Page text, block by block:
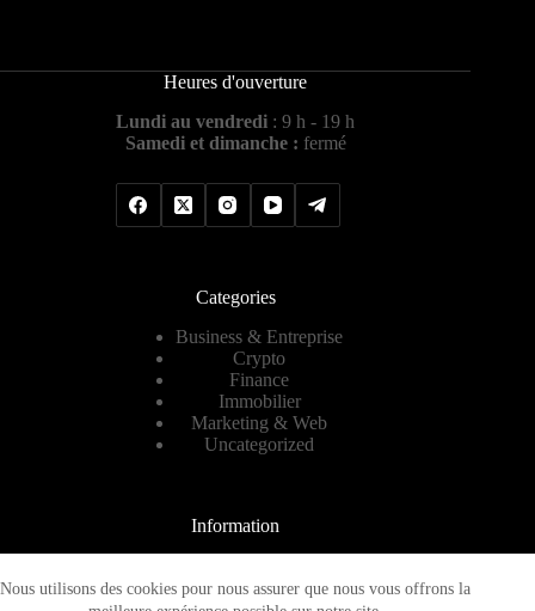
Nous utilisons des cookies pour nous assurer que nous vous offrons la
Heures d'ouverture
Lundi au vendredi : 9 h - 19 h
Samedi et dimanche : fermé
Categories
Business & Entreprise
Crypto
Finance
Immobilier
Marketing & Web
Uncategorized
Information
A propos